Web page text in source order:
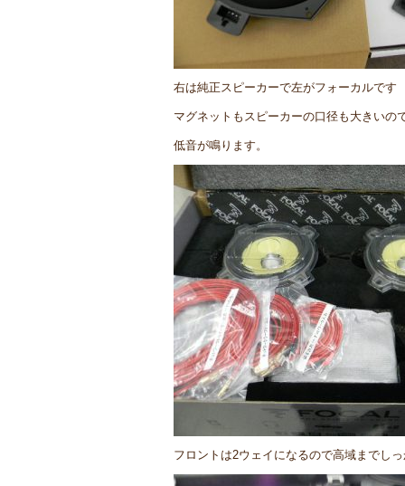
右は純正スピーカーで左がフォーカルです
マグネットもスピーカーの口径も大きいの
低音が鳴ります。
フロントは2ウェイになるので高域までし